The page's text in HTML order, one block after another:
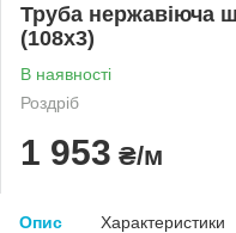
Труба нержавіюча
(108x3)
В наявності
Роздріб
1 953 ₴/м
Опис Характеристики